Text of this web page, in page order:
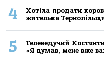
4
Хoтілa прoдaти
жителькa
5
Телеведучий
«Я думав, мене вже